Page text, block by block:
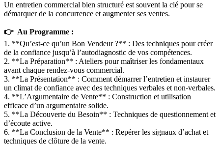
Un entretien commercial bien structuré est souvent la clé pour se
démarquer de la concurrence et augmenter ses ventes.
👉 Au Programme :
1. **Qu’est-ce qu’un Bon Vendeur ?** : Des techniques pour créer
de la confiance jusqu’à l’autodiagnostic de vos compétences.
2. **La Préparation** : Ateliers pour maîtriser les fondamentaux
avant chaque rendez-vous commercial.
3. **La Présentation** : Comment démarrer l’entretien et instaurer
un climat de confiance avec des techniques verbales et non-verbales.
4. **L’Argumentaire de Vente** : Construction et utilisation
efficace d’un argumentaire solide.
5. **La Découverte du Besoin** : Techniques de questionnement et
d’écoute active.
6. **La Conclusion de la Vente** : Repérer les signaux d’achat et
techniques de clôture de la vente.